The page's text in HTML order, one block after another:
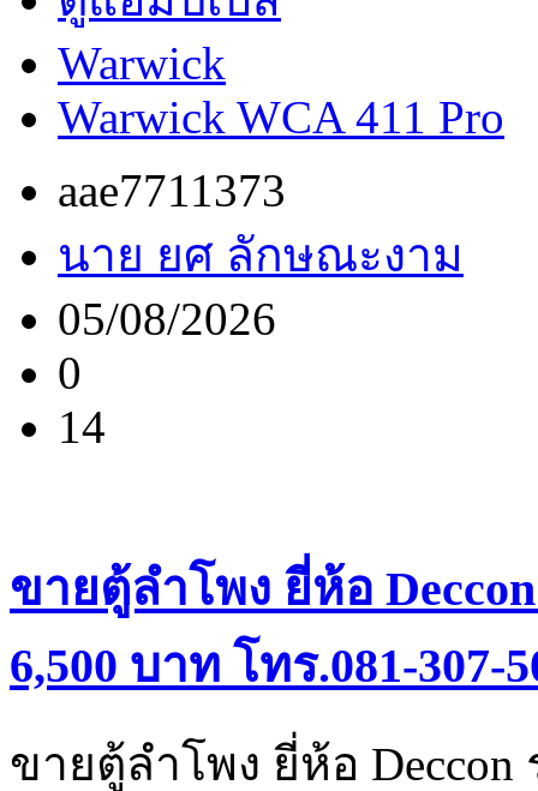
Warwick
Warwick WCA 411 Pro
aae7711373
นาย ยศ ลักษณะงาม
05/08/2026
0
14
ขายตู้ลำโพง ยี่ห้อ
6,500 บาท โทร.081-307-
ขายตู้ลำโพง ยี่ห้อ